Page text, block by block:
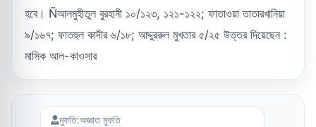
হবে। Ñআলমুহীতুল বুরহানী ১০/১২৩, ১২১-১২২; ফাতাওয়া তাতারখানিয়া
৯/১৬৭; ফাতহুল কাদীর ৬/১৮; আদ্দুররুল মুখতার ৫/২৫ উত্তর দিয়েছেন :
মাসিক আল-কাওসার
মুফতি:অজ্ঞাত মুফতি